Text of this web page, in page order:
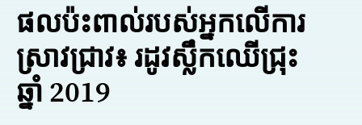
ផលប៉ះពាល់របស់អ្នកលើការ
ស្រាវជ្រាវ៖ រដូវស្លឹកឈើជ្រុះ
ឆ្នាំ 2019